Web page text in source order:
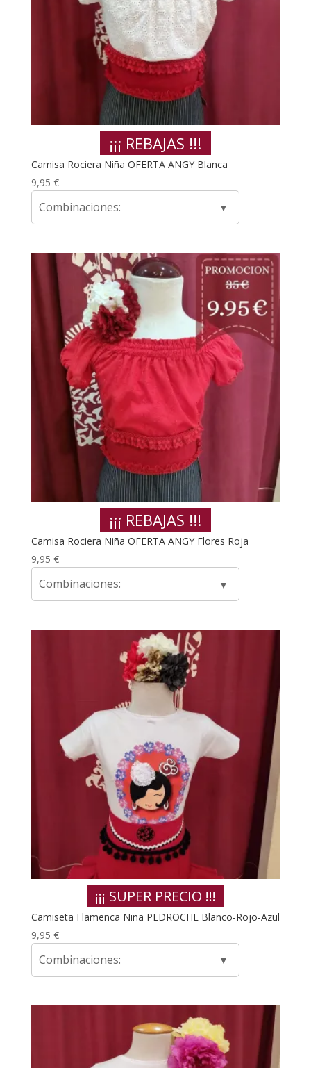
¡¡¡ REBAJAS !!!
Camisa Rociera Niña OFERTA ANGY Blanca
9,95 €
Combinaciones:
¡¡¡ REBAJAS !!!
Camisa Rociera Niña OFERTA ANGY Flores Roja
9,95 €
Combinaciones:
¡¡¡ SUPER PRECIO !!!
Camiseta Flamenca Niña PEDROCHE Blanco-Rojo-Azul
9,95 €
Combinaciones: